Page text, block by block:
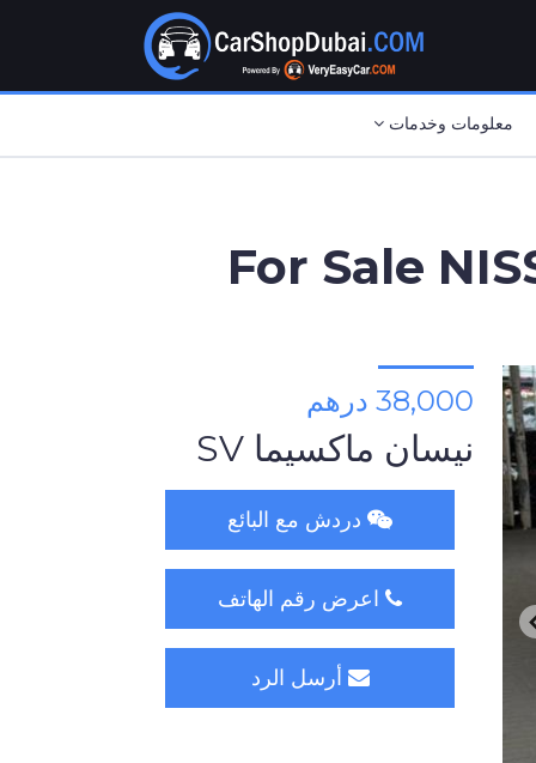
معلومات وخدمات
For Sale
38,000 درهم
نيسان ماكسيما SV
دردش مع البائع
اعرض رقم الهاتف
أرسل الرد